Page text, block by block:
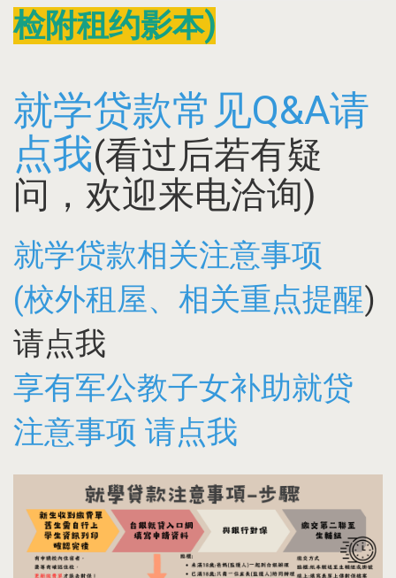
检附租约影本)
就学贷款常见Q&A请
点我(看过后若有疑
问，欢迎来电洽询)
就学贷款相关注意事项
(校外租屋、相关重点提醒)
请点我
享有军公教子女补助就贷
注意事项 请点我